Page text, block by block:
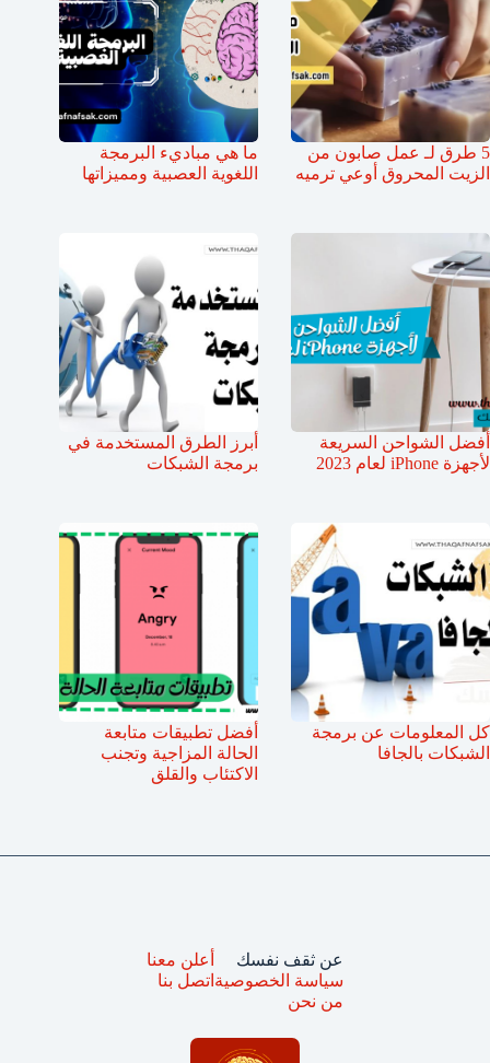
5 طرق لـ عمل صابون من
الزيت المحروق أوعي ترميه
ما هي مباديء البرمجة
اللغوية العصبية ومميزاتها
أفضل الشواحن السريعة
لأجهزة iPhone لعام 2023
أبرز الطرق المستخدمة في
برمجة الشبكات
كل المعلومات عن برمجة
الشبكات بالجافا
أفضل تطبيقات متابعة
الحالة المزاجية وتجنب
الاكتئاب والقلق
عن ثقف نفسك
سياسة الخصوصية
من نحن
أعلن معنا
اتصل بنا